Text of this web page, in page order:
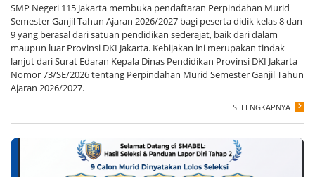
SMP Negeri 115 Jakarta membuka pendaftaran Perpindahan Murid
Semester Ganjil Tahun Ajaran 2026/2027 bagi peserta didik kelas 8 dan
9 yang berasal dari satuan pendidikan sederajat, baik dari dalam
maupun luar Provinsi DKI Jakarta. Kebijakan ini merupakan tindak
lanjut dari Surat Edaran Kepala Dinas Pendidikan Provinsi DKI Jakarta
Nomor 73/SE/2026 tentang Perpindahan Murid Semester Ganjil Tahun
Ajaran 2026/2027.
SELENGKAPNYA